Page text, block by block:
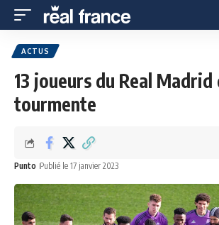
ACTUS
13 joueurs du Real Madrid
tourmente
Punto Publié le 17 janvier 2023